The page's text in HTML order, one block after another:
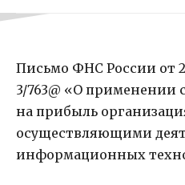
Письмо ФНС России от
3/763@ «О применении
на прибыль
осуществляющими
информационных